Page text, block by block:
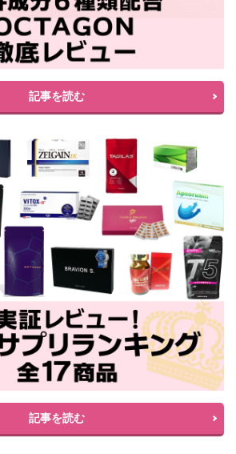
記事を読む
記事を読む